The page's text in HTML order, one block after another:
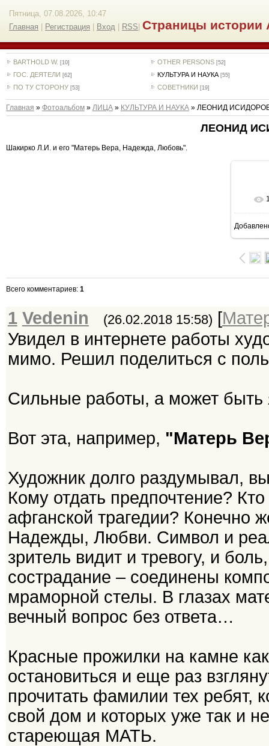
Пятница, 07.08.2026, 10:47
Главная
Регистрация Вход RSS Страницы истории
BARTHOLD W. [10] OTHER PERSONS [52]
ГОС. ДЕЯТЕЛИ [62] КУЛЬТУРА И НАУКА [55]
ПО ТУ СТОРОНУ [53] СОВЕТНИКИ [19]
Главная » Фотоальбом» ЛИЦА» КУЛЬТУРА И НАУКА» ЛЕОНИД
ЛЕОНИД
Шакирко Л.И. и его "Матерь Вера, Надежда, Любовь".
Всего комментариев: 1
1 Vedenin (26.02.2018 15:58) [
Увидел в интернете работы
мимо. Решил поделиться с
Сильные работы, а может быть
Вот эта, например, "Матерь
Художник долго раздумывал,
Кому отдать предпочтение?
афганской трагедии?
Надежды, Любви. Символ и
зритель видит и тревогу, и
сострадание – соединены
мраморной стелы. В глазах
вечный вопрос без ответа…
Красные прожилки на камне
остановиться и еще раз
прочитать фамилии тех ребят,
свой дом и которых уже так и
стареющая МАТЬ.